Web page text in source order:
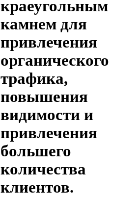
краеугольным
камнем для
привлечения
органического
трафика,
повышения
видимости и
привлечения
большего
количества
клиентов.